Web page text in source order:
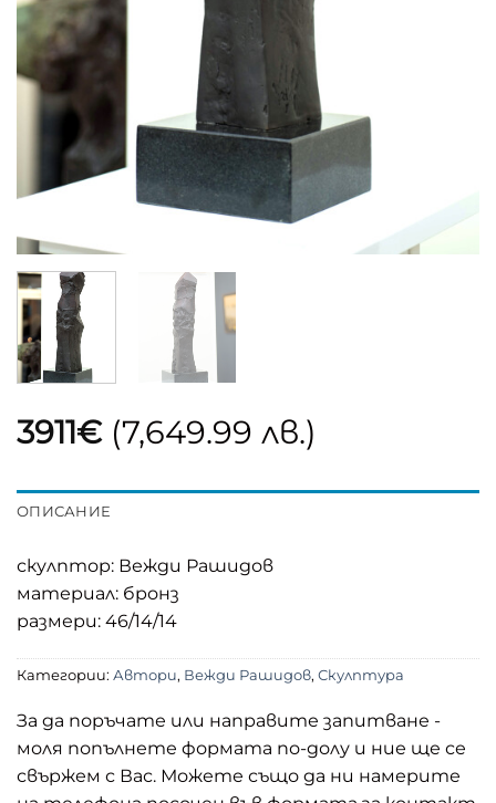
3911€ (7,649.99 лв.)
ОПИСАНИЕ
скулптор: Вежди Рашидов
материал: бронз
размери: 46/14/14
Категории: Автори, Вежди Рашидов, Скулптура
За да поръчате или направите запитване -
моля попълнете формата по-долу и ние ще се
свържем с Вас. Можете също да ни намерите